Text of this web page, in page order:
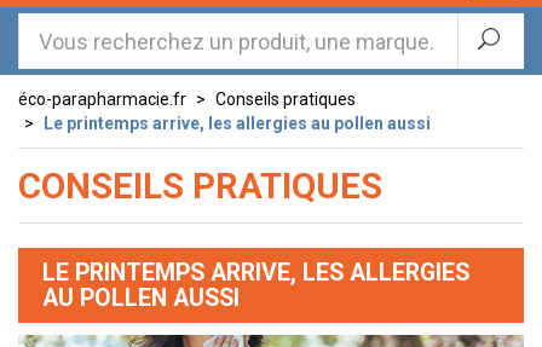
éco-parapharmacie.fr
Conseils pratiques
Le printemps arrive, les allergies au pollen aussi
CONSEILS PRATIQUES
LE PRINTEMPS ARRIVE, LES ALLERGIES
AU POLLEN AUSSI